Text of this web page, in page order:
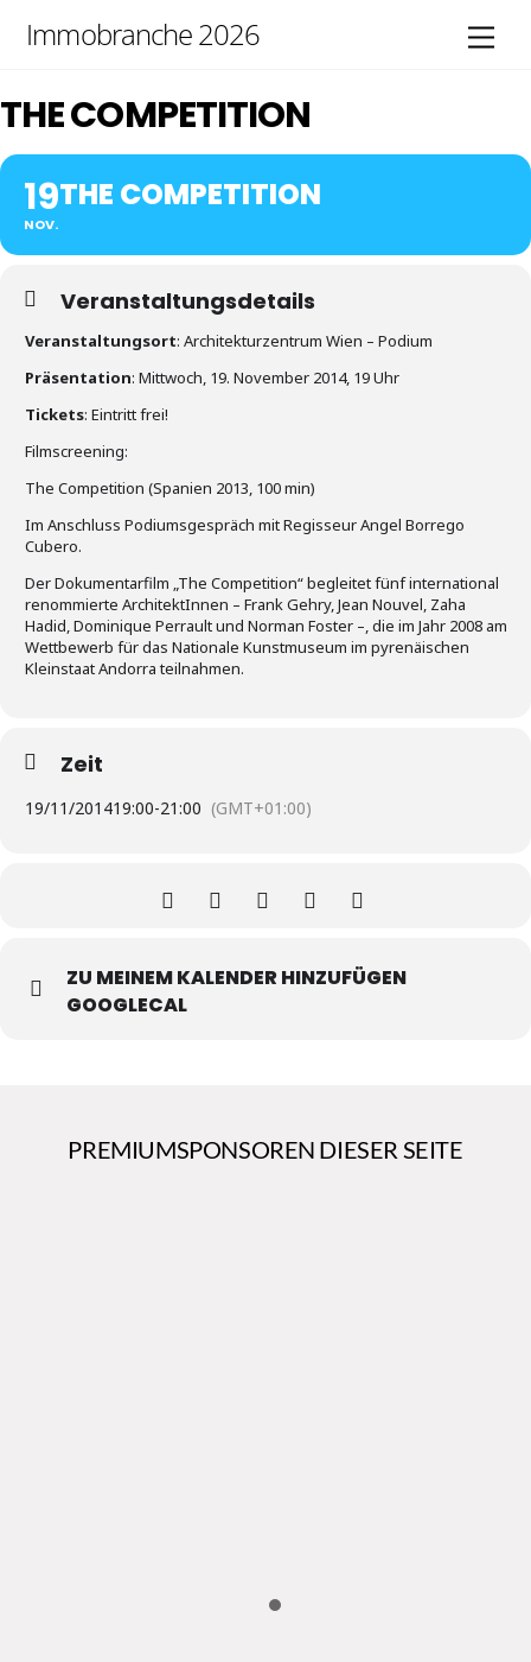
Immobranche 2026
THE COMPETITION
19
NOV.
THE COMPETITION
Veranstaltungsdetails
Veranstaltungsort: Architekturzentrum Wien – Podium
Präsentation: Mittwoch, 19. November 2014, 19 Uhr
Tickets: Eintritt frei!
Filmscreening:
The Competition (Spanien 2013, 100 min)
Im Anschluss Podiumsgespräch mit Regisseur Angel Borrego
Cubero.
Der Dokumentarfilm „The Competition“ begleitet fünf international
renommierte ArchitektInnen – Frank Gehry, Jean Nouvel, Zaha
Hadid, Dominique Perrault und Norman Foster –, die im Jahr 2008 am
Wettbewerb für das Nationale Kunstmuseum im pyrenäischen
Kleinstaat Andorra teilnahmen.
Zeit
19/11/201419:00-21:00 (GMT+01:00)
ZU MEINEM KALENDER HINZUFÜGEN
GOOGLECAL
PREMIUMSPONSOREN DIESER SEITE